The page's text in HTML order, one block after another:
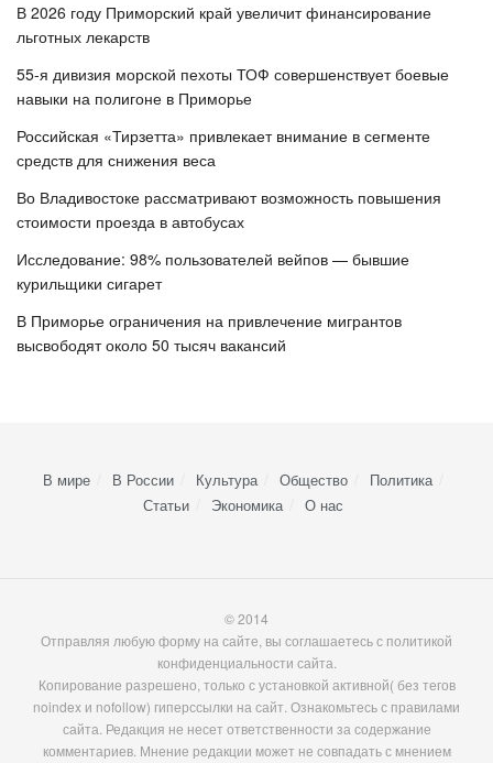
В 2026 году Приморский край увеличит финансирование
льготных лекарств
55-я дивизия морской пехоты ТОФ совершенствует боевые
навыки на полигоне в Приморье
Российская «Тирзетта» привлекает внимание в сегменте
средств для снижения веса
Во Владивостоке рассматривают возможность повышения
стоимости проезда в автобусах
Исследование: 98% пользователей вейпов — бывшие
курильщики сигарет
В Приморье ограничения на привлечение мигрантов
высвободят около 50 тысяч вакансий
В мире В России Культура Общество
Политика
Статьи
Экономика О нас
© 2014
Отправляя любую форму на сайте, вы соглашаетесь с политикой
конфиденциальности сайта.
Копирование разрешено, только с установкой активной( без тегов
noindex и nofollow) гиперссылки на сайт. Ознакомьтесь с правилами
сайта. Редакция не несет ответственности за содержание
комментариев. Мнение редакции может не совпадать с мнением